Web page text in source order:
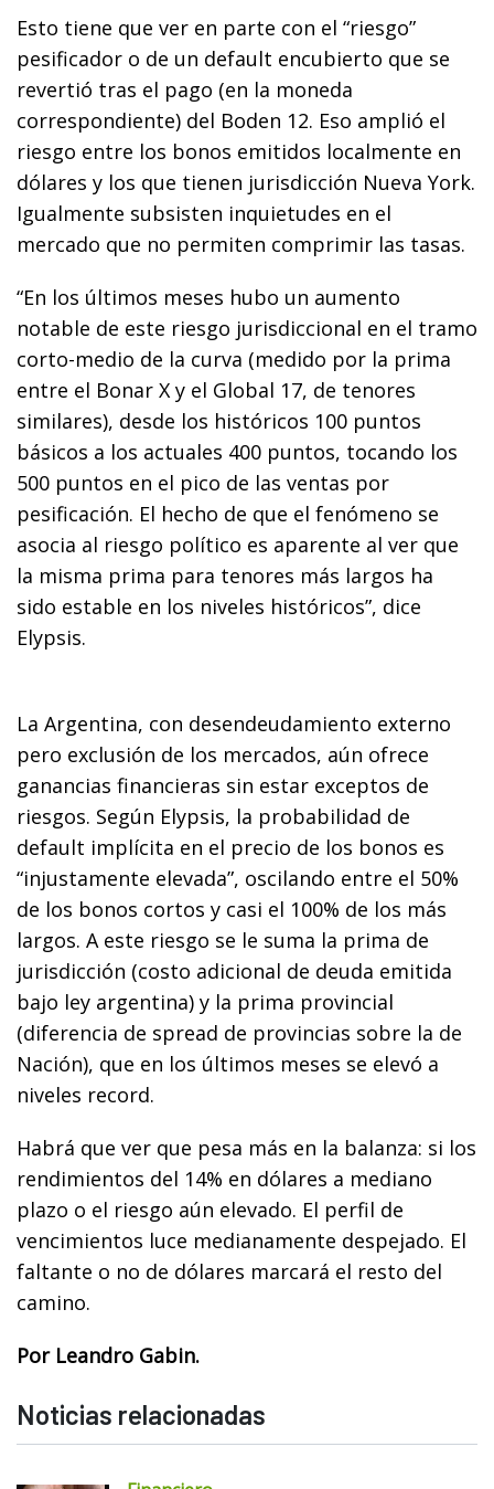
Esto tiene que ver en parte con el “riesgo”
pesificador o de un default encubierto que se
revertió tras el pago (en la moneda
correspondiente) del Boden 12. Eso amplió el
riesgo entre los bonos emitidos localmente en
dólares y los que tienen jurisdicción Nueva York.
Igualmente subsisten inquietudes en el
mercado que no permiten comprimir las tasas.
“En los últimos meses hubo un aumento
notable de este riesgo jurisdiccional en el tramo
corto-medio de la curva (medido por la prima
entre el Bonar X y el Global 17, de tenores
similares), desde los históricos 100 puntos
básicos a los actuales 400 puntos, tocando los
500 puntos en el pico de las ventas por
pesificación. El hecho de que el fenómeno se
asocia al riesgo político es aparente al ver que
la misma prima para tenores más largos ha
sido estable en los niveles históricos”, dice
Elypsis.
La Argentina, con desendeudamiento externo
pero exclusión de los mercados, aún ofrece
ganancias financieras sin estar exceptos de
riesgos. Según Elypsis, la probabilidad de
default implícita en el precio de los bonos es
“injustamente elevada”, oscilando entre el 50%
de los bonos cortos y casi el 100% de los más
largos. A este riesgo se le suma la prima de
jurisdicción (costo adicional de deuda emitida
bajo ley argentina) y la prima provincial
(diferencia de spread de provincias sobre la de
Nación), que en los últimos meses se elevó a
niveles record.
Habrá que ver que pesa más en la balanza: si los
rendimientos del 14% en dólares a mediano
plazo o el riesgo aún elevado. El perfil de
vencimientos luce medianamente despejado. El
faltante o no de dólares marcará el resto del
camino.
Por Leandro Gabin.
Noticias relacionadas